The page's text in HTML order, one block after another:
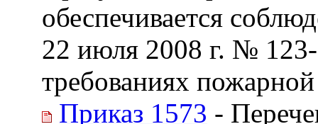
обеспечивается
22 июля 2008 г. №
требованиях
Приказ 1573 -